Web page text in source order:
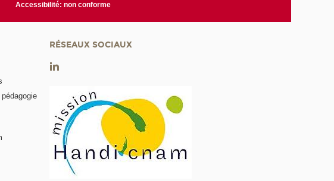
Accessibilité: non conforme
RÉSEAUX SOCIAUX